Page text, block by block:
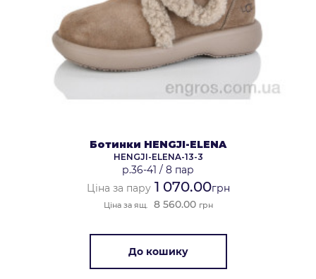
Ботинки HENGJI-ELENA
HENGJI-ELENA-13-3
р.36-41 / 8 пар
Ціна за пару1 070.00грн
Ціна за ящ. 8 560.00 грн
До кошику